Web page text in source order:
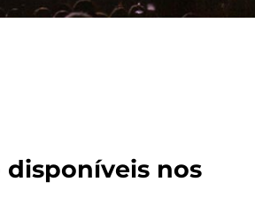
disponíveis nos